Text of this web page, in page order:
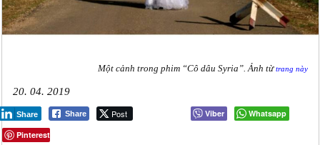
Một cảnh trong phim “Cô dâu Syria”. Ảnh từtrang này
20. 04. 2019
Share Post
Share Viber
Whatsapp
Pinterest